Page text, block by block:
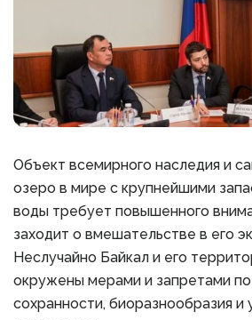
Объект всемирного наследия и
озеро в мире с крупнейшими
воды требует повышенного
заходит о вмешательстве в его
Неслучайно Байкал и его
окружены мерами и запретами
сохранности, биоразнообразия и